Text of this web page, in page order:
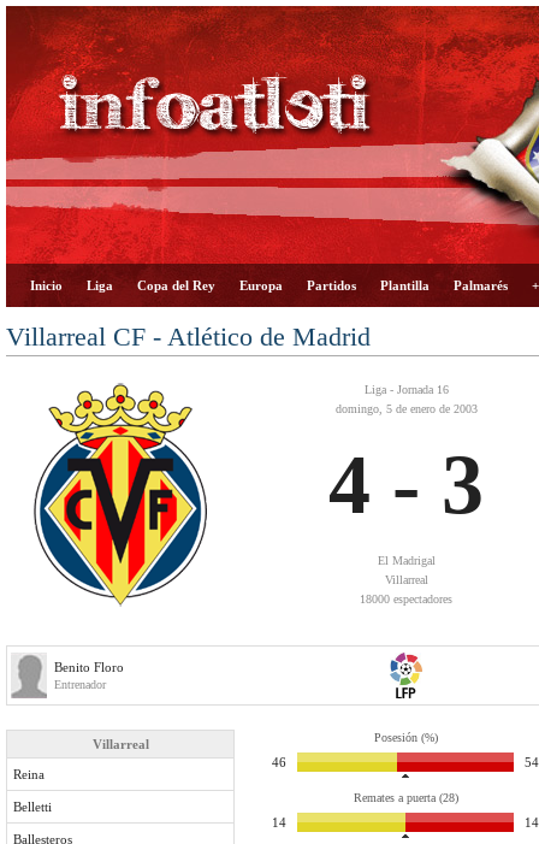
Inicio Liga Copa del Rey Europa Partidos Plantilla Palmarés
Villarreal CF - Atlético de Madrid
Liga - Jornada 16
domingo, 5 de enero de 2003
4 - 3
El Madrigal
Villarreal
18000 espectadores
Benito Floro
Entrenador
Villarreal
Reina
Belletti
Ballesteros
Posesión (%)
46 54
Remates a puerta (28)
14 14